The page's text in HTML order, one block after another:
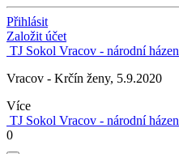
Přihlásit
Založit účet
TJ Sokol Vracov - národní
Vracov - Krčín ženy, 5.9.2020
Více
TJ Sokol Vracov - národní
0